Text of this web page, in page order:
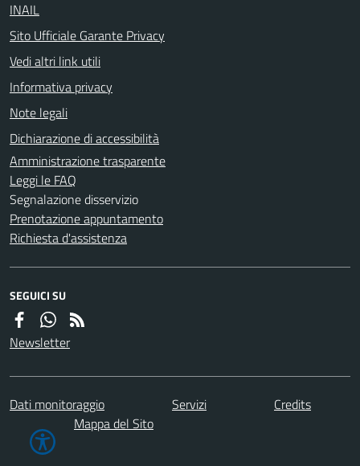
INAIL
Sito Ufficiale Garante Privacy
Vedi altri link utili
Informativa privacy
Note legali
Dichiarazione di accessibilità
Amministrazione trasparente
Leggi le FAQ
Segnalazione disservizio
Prenotazione appuntamento
Richiesta d'assistenza
SEGUICI SU
Newsletter
Dati monitoraggio Servizi
Credits
Mappa del Sito